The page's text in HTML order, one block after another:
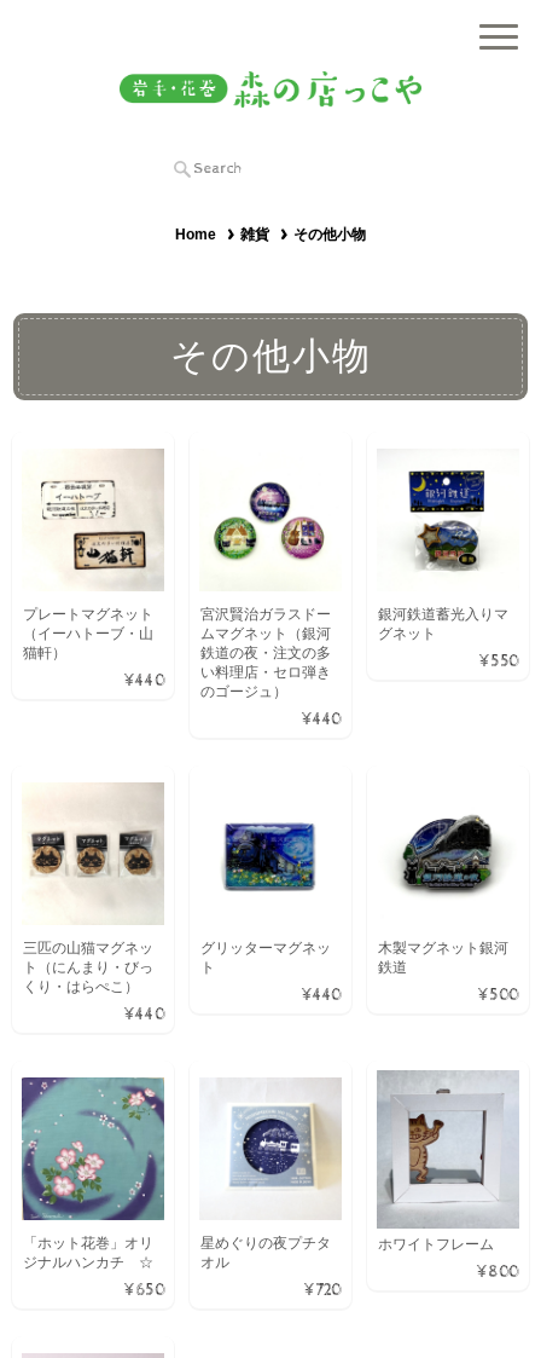
Home 雑貨 その他小物
その他小物
プレートマグネット
（イーハトーブ・山
猫軒）
¥440
宮沢賢治ガラスドー
ムマグネット（銀河
鉄道の夜・注文の多
い料理店・セロ弾き
のゴージュ）
¥440
銀河鉄道蓄光入りマ
グネット
¥550
三匹の山猫マグネッ
ト（にんまり・びっ
くり・はらぺこ）
¥440
グリッターマグネッ
ト
¥440
木製マグネット銀河
鉄道
¥500
「ホット花巻」オリ
ジナルハンカチ ☆
¥650
星めぐりの夜プチタ
オル
¥720
ホワイトフレーム
¥800